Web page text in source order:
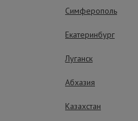
работа
Симферополь
Екатеринбург
Луганск
Абхазия
Казахстан